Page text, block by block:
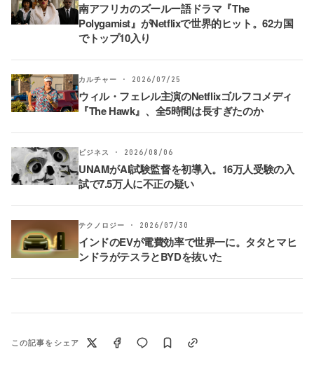
南アフリカのズールー語ドラマ『The
Polygamist』がNetflixで世界的ヒット。62カ国
でトップ10入り
カルチャー · 2026/07/25
ウィル・フェレル主演のNetflixゴルフコメディ
『The Hawk』、全5時間は長すぎたのか
ビジネス · 2026/08/06
UNAMがAI試験監督を初導入。16万人受験の入
試で7.5万人に不正の疑い
テクノロジー · 2026/07/30
インドのEVが電費効率で世界一に。タタとマヒ
ンドラがテスラとBYDを抜いた
この記事をシェア